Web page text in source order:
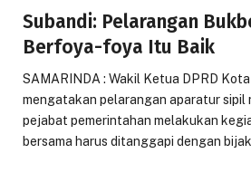
Subandi: Pelarangan
Berfoya-foya Itu Baik
SAMARINDA : Wakil Ketua DPRD
mengatakan pelarangan aparatur sipil
pejabat pemerintahan melakukan
bersama harus ditanggapi dengan